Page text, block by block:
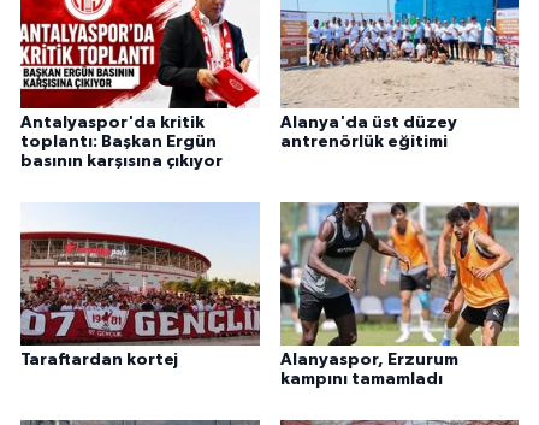
Antalyaspor'da kritik
toplantı: Başkan Ergün
basının karşısına çıkıyor
Alanya'da üst düzey
antrenörlük eğitimi
Taraftardan kortej
Alanyaspor, Erzurum
kampını tamamladı